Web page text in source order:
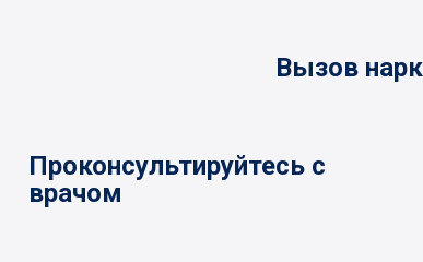
Вызов
Проконсультируйтесь с
врачом